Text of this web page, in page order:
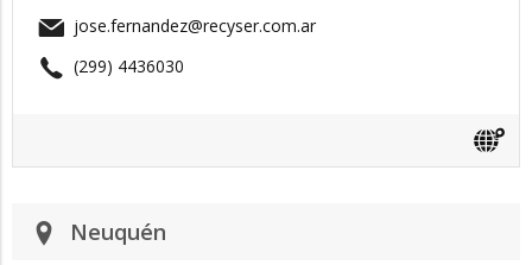
jose.fernandez@recyser.com.ar
(299) 4436030
Neuquén